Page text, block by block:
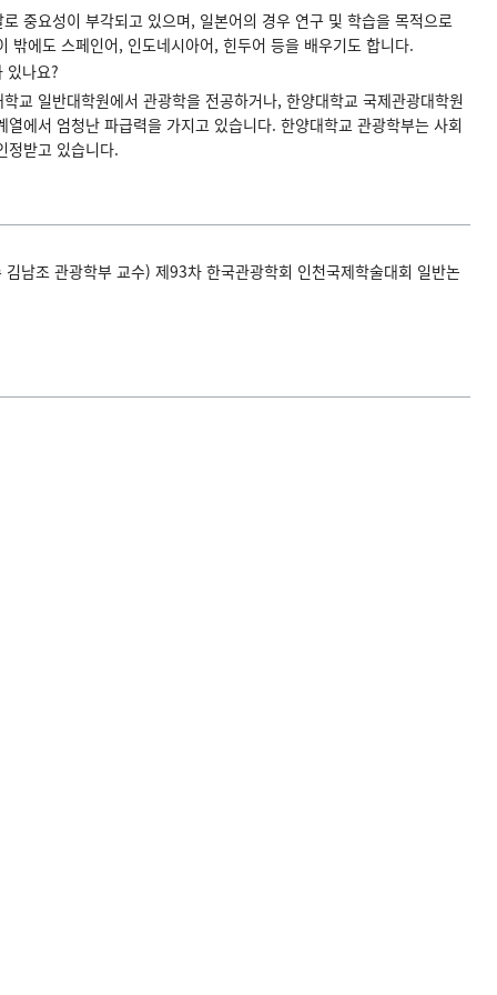
중요성이 부각되고 있으며, 일본어의 경우 연구 및 학습을 목적으로
에도 스페인어, 인도네시아어, 힌두어 등을 배우기도 합니다.
있나요?
교 일반대학원에서 관광학을 전공하거나, 한양대학교 국제관광대학원
에서 엄청난 파급력을 가지고 있습니다. 한양대학교 관광학부는 사회
정받고 있습니다.
남조 관광학부 교수) 제93차 한국관광학회 인천국제학술대회 일반논